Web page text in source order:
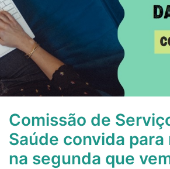
Comissão de
Saúde convida para
na segunda que